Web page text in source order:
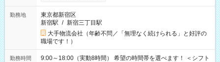
勤務地
東京都新宿区
新宿駅 / 新宿三丁目駅
大手物流会社（年齢不問／「無理なく続けられる」と好評の
職場です！）
勤務時間
9:00～18:00（実動8時間） 希望の時間帯を選べます！ ＜シフト